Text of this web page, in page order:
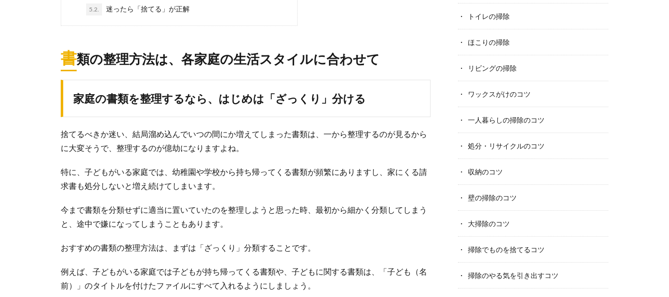
ね。仕事の都合...
5.2. 迷ったら「捨てる」が正解
書類の整理方法は、各家庭の生活スタイルに合わせて
家庭の書類を整理するなら、はじめは「ざっくり」分ける
捨てるべきか迷い、結局溜め込んでいつの間にか増えてしまった書類は、一から整理するのが見るから
に大変そうで、整理するのが億劫になりますよね。
特に、子どもがいる家庭では、幼稚園や学校から持ち帰ってくる書類が頻繁にありますし、家にくる請
求書も処分しないと増え続けてしまいます。
今まで書類を分類せずに適当に置いていたのを整理しようと思った時、最初から細かく分類してしまう
と、途中で嫌になってしまうこともあります。
おすすめの書類の整理方法は、まずは「ざっくり」分類することです。
例えば、子どもがいる家庭では子どもが持ち帰ってくる書類や、子どもに関する書類は、「子ども（名
前）」のタイトルを付けたファイルにすべて入れるようにしましょう。
トイレの掃除
ほこりの掃除
リビングの掃除
ワックスがけのコツ
一人暮らしの掃除のコツ
処分・リサイクルのコツ
収納のコツ
壁の掃除のコツ
大掃除のコツ
掃除でものを捨てるコツ
掃除のやる気を引き出すコツ